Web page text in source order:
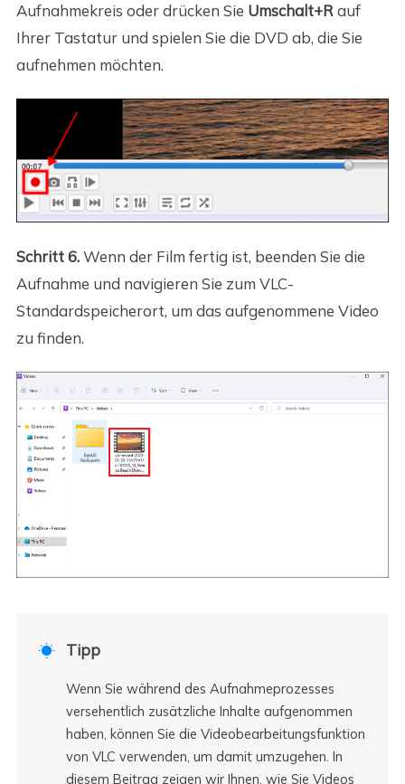
Aufnahmekreis oder drücken Sie Umschalt+R auf
Ihrer Tastatur und spielen Sie die DVD ab, die Sie
aufnehmen möchten.
Schritt 6.Wenn der Film fertig ist, beenden Sie die
Aufnahme und navigieren Sie zum VLC-
Standardspeicherort, um das aufgenommene Video
zu finden.
 Tipp
Wenn Sie während des Aufnahmeprozesses
versehentlich zusätzliche Inhalte aufgenommen
haben, können Sie die Videobearbeitungsfunktion
von VLC verwenden, um damit umzugehen. In
diesem Beitrag zeigen wir Ihnen, wie Sie Videos